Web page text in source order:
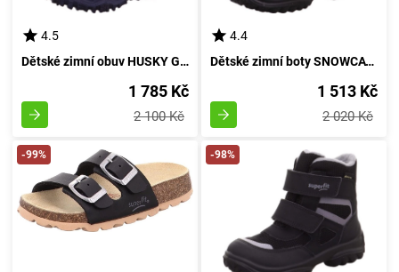
4.5
Dětské zimní obuv HUSKY GTX, Superfit, 1-809080-8020, temně modré barvy - velikost 42
1 785 Kč
2 100 Kč
4.4
Dětské zimní boty SNOWCAT GTX, od značky Superfit, model 1-000024-5000, v barvě fuksie - velikost 33
1 513 Kč
2 020 Kč
-99% -98%